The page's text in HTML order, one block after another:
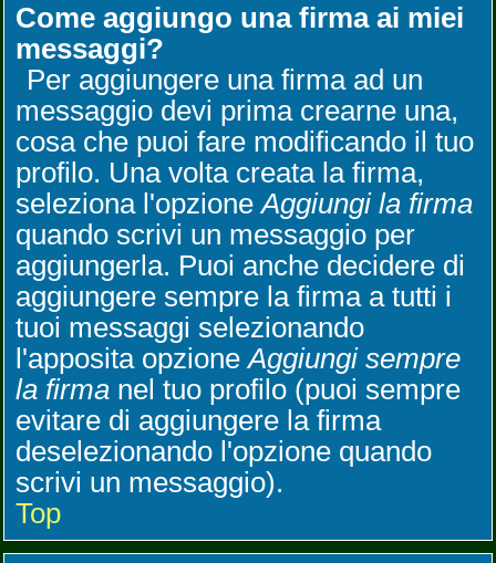
Come aggiungo una firma ai miei
messaggi?
Per aggiungere una firma ad un
messaggio devi prima crearne una,
cosa che puoi fare modificando il tuo
profilo. Una volta creata la firma,
seleziona l'opzioneAggiungi la firma
quando scrivi un messaggio per
aggiungerla. Puoi anche decidere di
aggiungere sempre la firma a tutti i
tuoi messaggi selezionando
l'apposita opzioneAggiungi sempre
la firma nel tuo profilo (puoi sempre
evitare di aggiungere la firma
deselezionando l'opzione quando
scrivi un messaggio).
Top